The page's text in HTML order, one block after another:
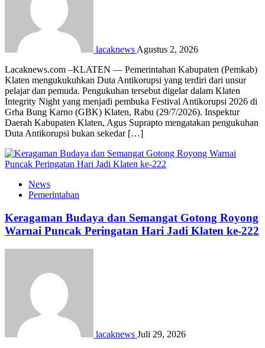
lacaknews Agustus 2, 2026
Lacaknews.com –KLATEN — Pemerintahan Kabupaten (Pemkab)
Klaten mengukukuhkan Duta Antikorupsi yang terdiri dari unsur
pelajar dan pemuda. Pengukuhan tersebut digelar dalam Klaten
Integrity Night yang menjadi pembuka Festival Antikorupsi 2026 di
Grha Bung Karno (GBK) Klaten, Rabu (29/7/2026). Inspektur
Daerah Kabupaten Klaten, Agus Suprapto mengatakan pengukuhan
Duta Antikorupsi bukan sekedar […]
News
Pemerintahan
Keragaman Budaya dan Semangat Gotong Royong
Warnai Puncak Peringatan Hari Jadi Klaten ke-222
lacaknews Juli 29, 2026